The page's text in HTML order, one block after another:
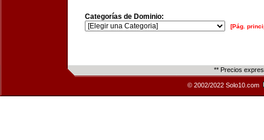
Categorías de Dominio:
[Pág.
** Precios
© 2002/2022 Solo10.com